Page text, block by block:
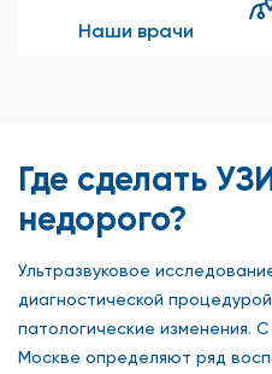
Наши врачи
Где сделать
недорого?
Ультразвуковое
диагностической
патологические изменения.
Москве определяют ряд